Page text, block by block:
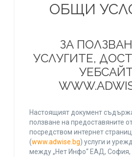
ОБЩИ
ЗА
УСЛУГИТЕ,
Настоящият документ
ползване на предоставяните
посредством интернет
(www.adwise.bg) услуги и
между „Нет Инфо“ ЕАД, София,